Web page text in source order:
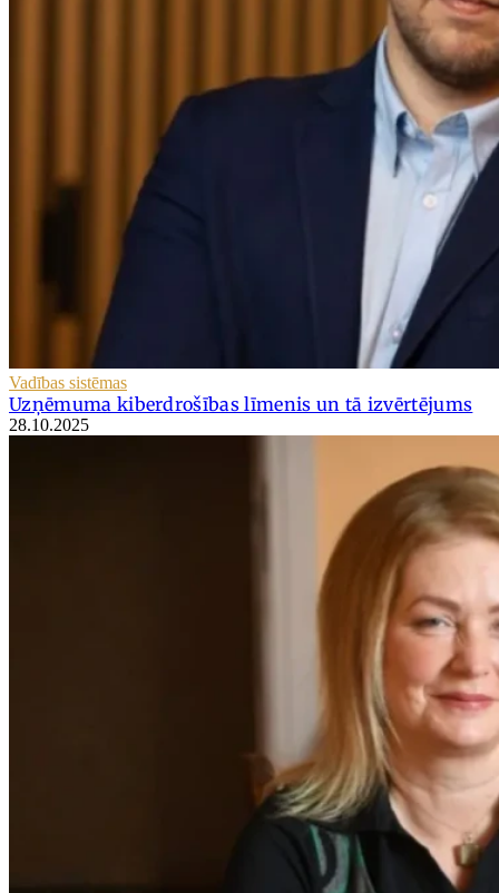
Vadības sistēmas
Uzņēmuma kiberdrošības līmenis un tā izvērtējums
28.10.2025